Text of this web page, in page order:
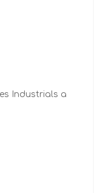
Industrials a